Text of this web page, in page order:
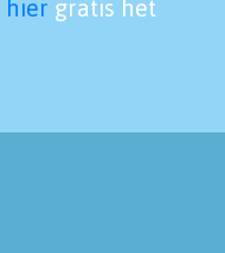
hier gratis het